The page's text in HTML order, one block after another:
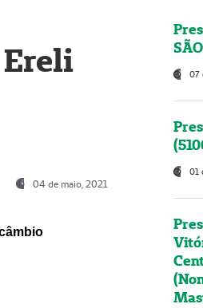
Ereli
04 de maio, 2021
07
01